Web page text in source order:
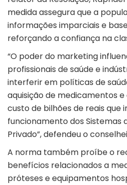
medida assegura que a
informações imparciais e
reforçando a confiança na
“O poder do marketing
profissionais de saúde e
interferir em políticas de
aquisição de medicamentos
custo de bilhões de reais que
funcionamento dos Sistemas
Privado”, defendeu o
A norma também proíbe o
benefícios relacionados a
próteses e equipamentos